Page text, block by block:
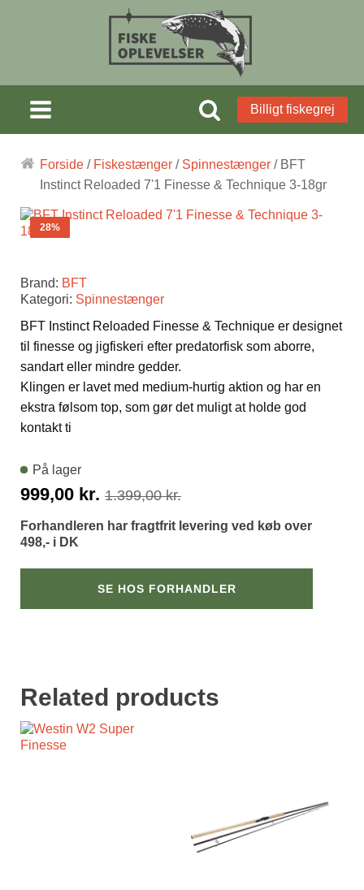
Billigt fiskegrej
Forside / Fiskestænger / Spinnestænger / BFT
Instinct Reloaded 7'1 Finesse & Technique 3-18gr
28%
Brand: BFT
Kategori: Spinnestænger
BFT Instinct Reloaded Finesse & Technique er designet
til finesse og jigfiskeri efter predatorfisk som aborre,
sandart eller mindre gedder.
Klingen er lavet med medium-hurtig aktion og har en
ekstra følsom top, som gør det muligt at holde god
kontakt ti
1.399,00kr.
pris
999,00 kr.
pris
På lager
Forhandleren har fragtfrit levering ved køb over
498,- i DK
SE HOS FORHANDLER
Related products